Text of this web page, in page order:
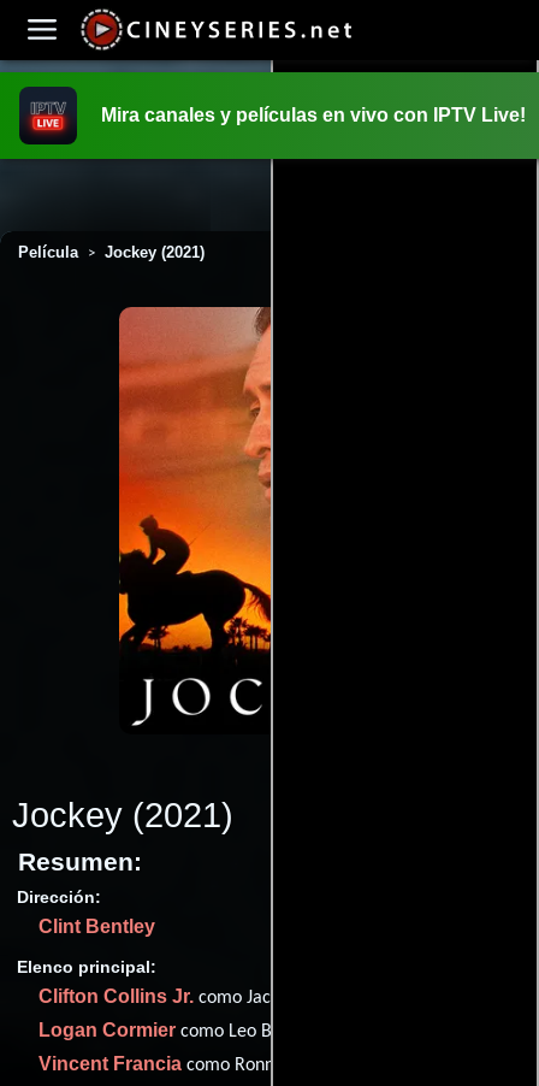
Mira canales y películas en vivo con IPTV Live!
Película > Jockey (2021)
Jockey (2021)
Resumen:
Dirección:
Clint Bentley
Elenco principal:
Clifton Collins Jr. como Jackson Silva
Logan Cormier como Leo Brock
Vincent Francia como Ronnie Langford